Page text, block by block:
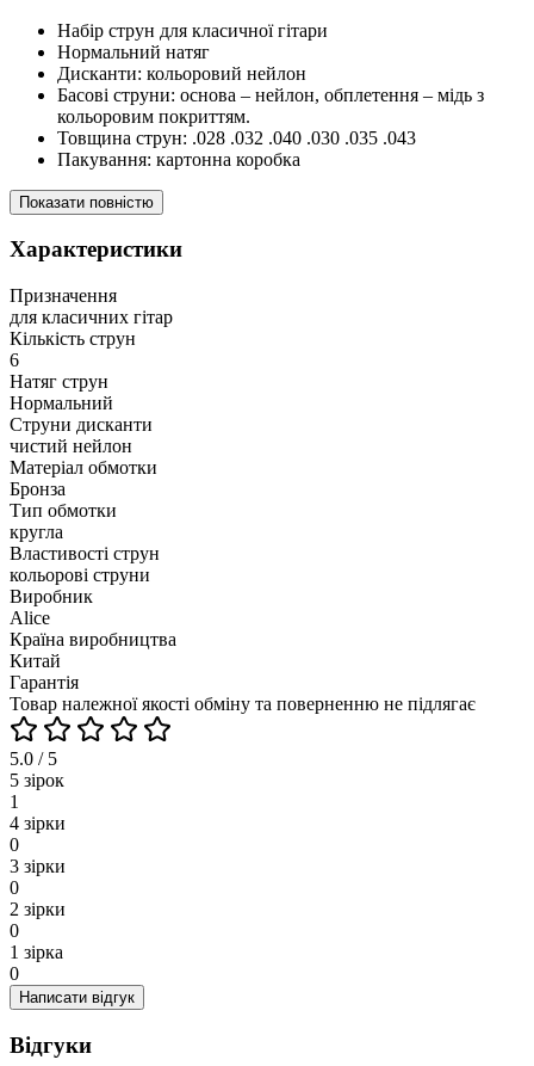
Набір струн для класичної гітари
Нормальний натяг
Дисканти: кольоровий нейлон
Басові струни: основа – нейлон, обплетення – мідь з
кольоровим покриттям.
Товщина струн: .028 .032 .040 .030 .035 .043
Пакування: картонна коробка
Показати повністю
Характеристики
Призначення
для класичних гітар
Кількість струн
6
Натяг струн
Нормальний
Струни дисканти
чистий нейлон
Матеріал обмотки
Бронза
Тип обмотки
кругла
Властивості струн
кольорові струни
Виробник
Alice
Країна виробництва
Китай
Гарантія
Товар належної якості обміну та поверненню не підлягає
5.0 / 5
5 зірок
1
4 зірки
0
3 зірки
0
2 зірки
0
1 зірка
0
Написати відгук
Відгуки